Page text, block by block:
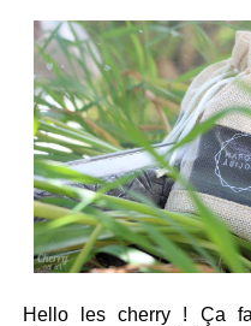
Hello les cherry ! Ça